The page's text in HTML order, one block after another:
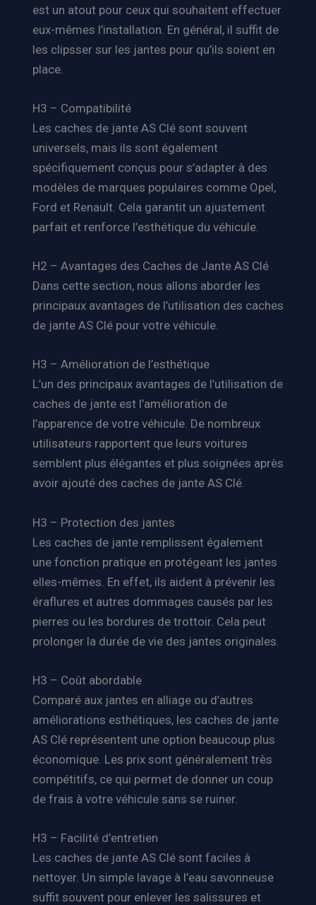
est un atout pour ceux qui souhaitent effectuer
eux-mêmes l’installation. En général, il suffit de
les clipsser sur les jantes pour qu’ils soient en
place.
H3 – Compatibilité
Les caches de jante AS Clé sont souvent
universels, mais ils sont également
spécifiquement conçus pour s’adapter à des
modèles de marques populaires comme Opel,
Ford et Renault. Cela garantit un ajustement
parfait et renforce l’esthétique du véhicule.
H2 – Avantages des Caches de Jante AS Clé
Dans cette section, nous allons aborder les
principaux avantages de l’utilisation des caches
de jante AS Clé pour votre véhicule.
H3 – Amélioration de l’esthétique
L’un des principaux avantages de l’utilisation de
caches de jante est l’amélioration de
l’apparence de votre véhicule. De nombreux
utilisateurs rapportent que leurs voitures
semblent plus élégantes et plus soignées après
avoir ajouté des caches de jante AS Clé.
H3 – Protection des jantes
Les caches de jante remplissent également
une fonction pratique en protégeant les jantes
elles-mêmes. En effet, ils aident à prévenir les
éraflures et autres dommages causés par les
pierres ou les bordures de trottoir. Cela peut
prolonger la durée de vie des jantes originales.
H3 – Coût abordable
Comparé aux jantes en alliage ou d’autres
améliorations esthétiques, les caches de jante
AS Clé représentent une option beaucoup plus
économique. Les prix sont généralement très
compétitifs, ce qui permet de donner un coup
de frais à votre véhicule sans se ruiner.
H3 – Facilité d’entretien
Les caches de jante AS Clé sont faciles à
nettoyer. Un simple lavage à l’eau savonneuse
suffit souvent pour enlever les salissures et